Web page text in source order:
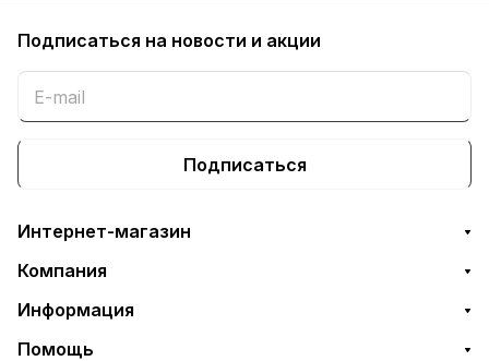
Подписаться на новости и акции
Подписаться
Интернет-магазин
Компания
Информация
Помощь